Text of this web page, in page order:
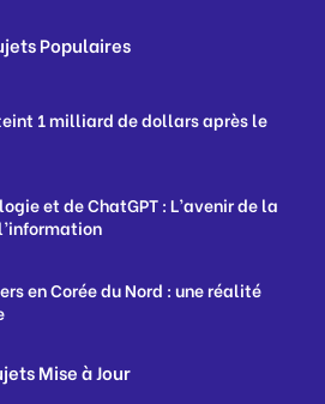
Populaires
1 milliard de dollars après le
et de ChatGPT : L’avenir de la
en Corée du Nord : une réalité
Mise à Jour